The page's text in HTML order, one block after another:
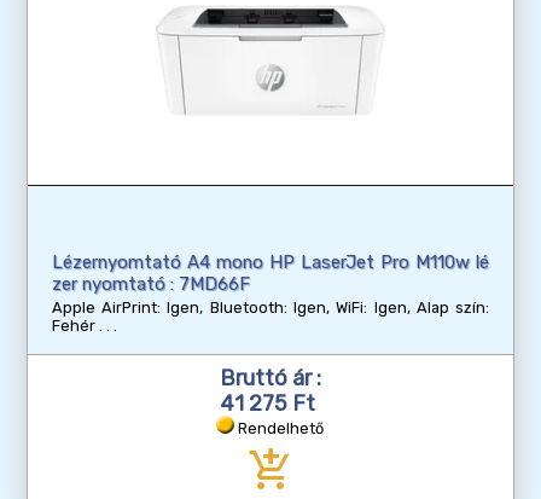
Lézernyomtató A4 mono HP LaserJet Pro M110w lé
zer nyomtató : 7MD66F
Apple AirPrint: Igen, Bluetooth: Igen, WiFi: Igen, Alap szín:
Fehér
Bruttó ár :
41 275 Ft
Rendelhető
add_shopping_cart